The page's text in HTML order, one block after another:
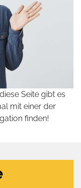
Seite gibt es
mit einer der
finden!